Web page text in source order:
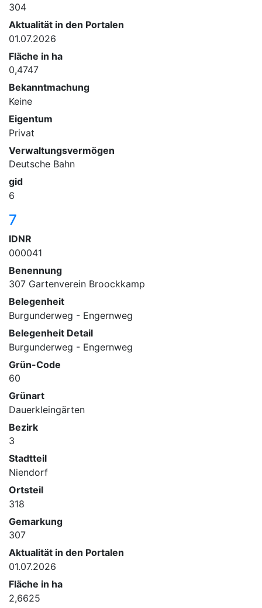
304
Aktualität in den Portalen
01.07.2026
Fläche in ha
0,4747
Bekanntmachung
Keine
Eigentum
Privat
Verwaltungsvermögen
Deutsche Bahn
gid
6
7
IDNR
000041
Benennung
307 Gartenverein Broockkamp
Belegenheit
Burgunderweg - Engernweg
Belegenheit Detail
Burgunderweg - Engernweg
Grün-Code
60
Grünart
Dauerkleingärten
Bezirk
3
Stadtteil
Niendorf
Ortsteil
318
Gemarkung
307
Aktualität in den Portalen
01.07.2026
Fläche in ha
2,6625